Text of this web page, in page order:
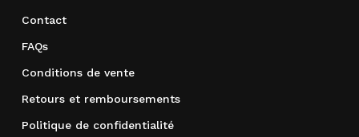
Contact
FAQs
Conditions de vente
Retours et remboursements
Politique de confidentialité